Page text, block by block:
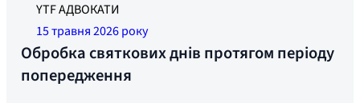
YTF АДВОКАТИ
15 травня 2026 року
Обробка святкових днів протягом періоду
попередження